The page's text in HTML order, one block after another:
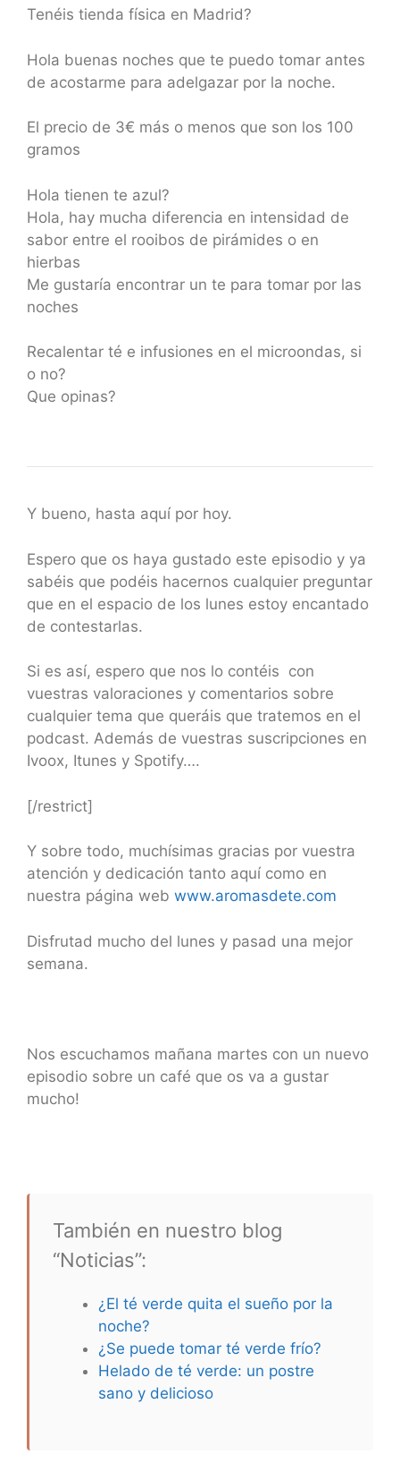
Tenéis tienda física en Madrid?
Hola buenas noches que te puedo tomar antes
de acostarme para adelgazar por la noche.
El precio de 3€ más o menos que son los 100
gramos
Hola tienen te azul?
Hola, hay mucha diferencia en intensidad de
sabor entre el rooibos de pirámides o en
hierbas
Me gustaría encontrar un te para tomar por las
noches
Recalentar té e infusiones en el microondas, si
o no?
Que opinas?
Y bueno, hasta aquí por hoy.
Espero que os haya gustado este episodio y ya
sabéis que podéis hacernos cualquier preguntar
que en el espacio de los lunes estoy encantado
de contestarlas.
Si es así, espero que nos lo contéis con
vuestras valoraciones y comentarios sobre
cualquier tema que queráis que tratemos en el
podcast. Además de vuestras suscripciones en
Ivoox, Itunes y Spotify….
[/restrict]
Y sobre todo, muchísimas gracias por vuestra
atención y dedicación tanto aquí como en
nuestra página web www.aromasdete.com
Disfrutad mucho del lunes y pasad una mejor
semana.
Nos escuchamos mañana martes con un nuevo
episodio sobre un café que os va a gustar
mucho!
También en nuestro blog
“Noticias”:
¿El té verde quita el sueño por la
noche?
¿Se puede tomar té verde frío?
Helado de té verde: un postre
sano y delicioso